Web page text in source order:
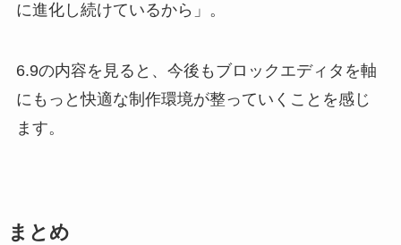
に進化し続けているから」。
6.9の内容を見ると、今後もブロックエディタを軸
にもっと快適な制作環境が整っていくことを感じ
ます。
まとめ